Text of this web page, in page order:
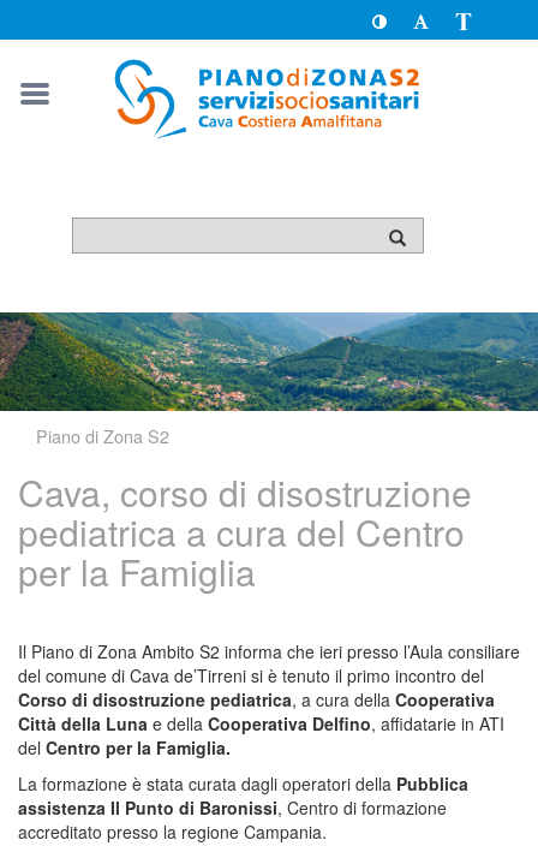
Toggle
High
Contrast
Toggle
Font a
Piano di Zona S2
Cava, corso di disostruzione
pediatrica a cura del Centro
per la Famiglia
Il Piano di Zona Ambito S2 informa che ieri presso l’Aula consiliare
del comune di Cava de’Tirreni si è tenuto il primo incontro del
Corso di disostruzione pediatrica, a cura della Cooperativa
Città della Luna e della Cooperativa Delfino, affidatarie in ATI
del Centro per la Famiglia.
La formazione è stata curata dagli operatori della Pubblica
assistenza Il Punto di Baronissi, Centro di formazione
accreditato presso la regione Campania.